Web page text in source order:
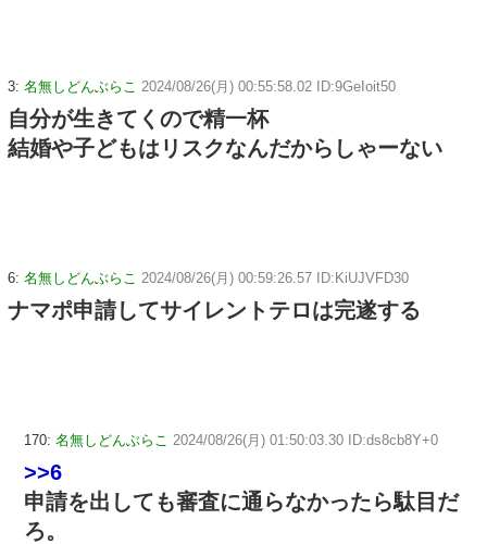
3: 名無しどんぶらこ 2024/08/26(月) 00:55:58.02 ID:9GeIoit50
自分が生きてくので精一杯
結婚や子どもはリスクなんだからしゃーない
6: 名無しどんぶらこ 2024/08/26(月) 00:59:26.57 ID:KiUJVFD30
ナマポ申請してサイレントテロは完遂する
170: 名無しどんぶらこ 2024/08/26(月) 01:50:03.30 ID:ds8cb8Y+0
>>6
申請を出しても審査に通らなかったら駄目だ
ろ。